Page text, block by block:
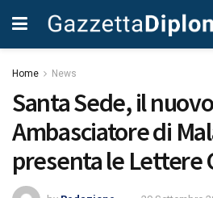
Home News
Santa Sede, il nuovo
Ambasciatore di
presenta le Lettere